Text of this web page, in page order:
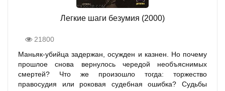
Легкие шаги безумия (2000)
21800
Маньяк-убийца задержан, осужден и казнен. Но почему
прошлое снова вернулось чередой необъяснимых
смертей? Что же произошло тогда: торжество
правосудия или роковая судебная ошибка? Судьбы